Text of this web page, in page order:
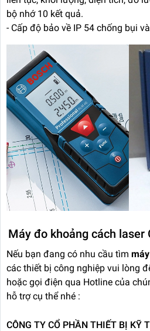
bộ nhớ 10 kết quả.
- Cấp độ bảo về IP 54 chống bụi
Máy đo khoảng cách laser
Nếu bạn đang có nhu cầu tìm
các thiết bị công nghiệp vui lòng
hoặc gọi điện qua Hotline của
hỗ trợ cụ thể nhé :
CÔNG TY CỔ PHẦN THIẾT BỊ KỸ